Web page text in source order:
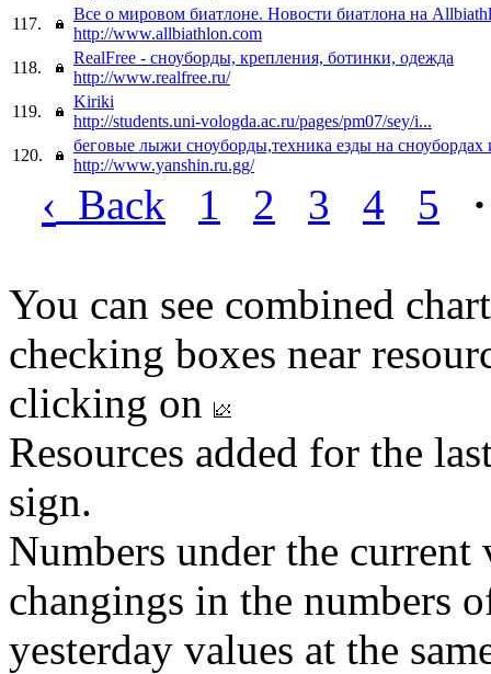
117.
Все о мировом биатлоне. Новости биатлона на
http://www.allbiathlon.com
118.
RealFree - сноуборды, крепления, ботинки, одежда
http://www.realfree.ru/
119.
Kiriki
http://students.uni-vologda.ac.ru/pages/pm07/sey/i...
120.
беговые лыжи сноуборды,техника езды на
http://www.yanshin.ru.gg/
‹ Back 1 2 3 4 5
You can see combined
checking boxes near
clicking on
Resources added for the
sign.
Numbers under the
changings in the numbers
yesterday values at the